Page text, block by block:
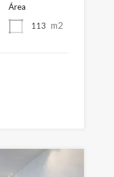
Área
113 m2